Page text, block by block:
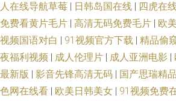
人在线导航草莓 | 日韩岛国在线 | 四虎在
免费看黄片毛片 | 高清无码免费毛片 | 欧
视频国语对白 | 91视频官方下载 | 精品偷
夜福利视频 | 成人伦理片 | 成人亚洲电影 |
最新版 | 影音先锋高清无码 | 国产思瑞精
色网在线看 | 欧美日韩美女 | 91视频免费